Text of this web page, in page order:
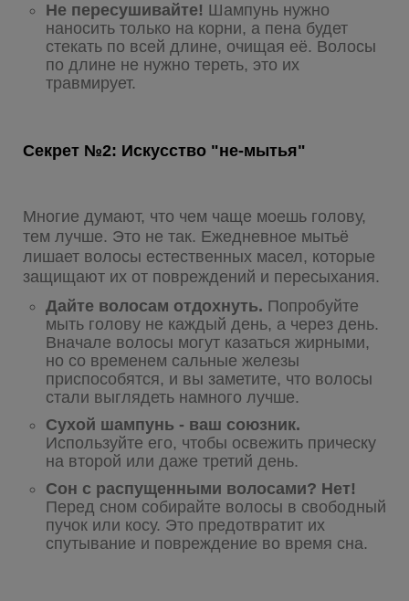
Не пересушивайте! Шампунь нужно
наносить только на корни, а пена будет
стекать по всей длине, очищая её. Волосы
по длине не нужно тереть, это их
травмирует.
Секрет №2: Искусство "не-мытья"
Многие думают, что чем чаще моешь голову,
тем лучше. Это не так. Ежедневное мытьё
лишает волосы естественных масел, которые
защищают их от повреждений и пересыхания.
Дайте волосам отдохнуть. Попробуйте
мыть голову не каждый день, а через день.
Вначале волосы могут казаться жирными,
но со временем сальные железы
приспособятся, и вы заметите, что волосы
стали выглядеть намного лучше.
Сухой шампунь - ваш союзник.
Используйте его, чтобы освежить прическу
на второй или даже третий день.
Сон с распущенными волосами? Нет!
Перед сном собирайте волосы в свободный
пучок или косу. Это предотвратит их
спутывание и повреждение во время сна.